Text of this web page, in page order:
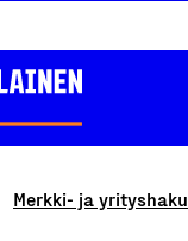
Merkki- ja yrityshaku